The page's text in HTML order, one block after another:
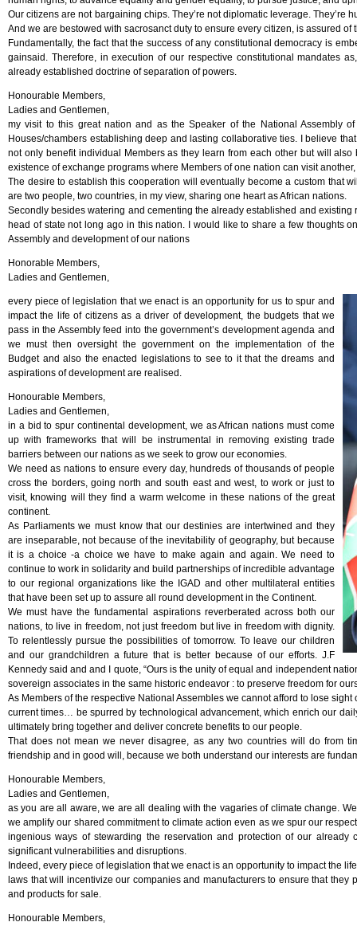
Our citizens are not bargaining chips. They’re not diplomatic leverage.
And we are bestowed with sacrosanct duty to ensure every citizen, is assured of
Fundamentally, the fact that the success of any constitutional democracy is
gainsaid. Therefore, in execution of our respective constitutional mandates
already established doctrine of separation of powers.
Honourable Members,
Ladies and Gentlemen,
my visit to this great nation and as the Speaker of the National Assembly
Houses/chambers establishing deep and lasting collaborative ties. I believe
not only benefit individual Members as they learn from each other but will
existence of exchange programs where Members of one nation can visit
The desire to establish this cooperation will eventually become a custom that
are two people, two countries, in my view, sharing one heart as African nations.
Secondly besides watering and cementing the already established and
head of state not long ago in this nation. I would like to share a few thoughts
Assembly and development of our nations
Honorable Members,
Ladies and Gentlemen,
every piece of legislation that we enact is an opportunity for us to spur and
impact the life of citizens as a driver of development, the budgets that we
pass in the Assembly feed into the government’s development agenda and
we must then oversight the government on the implementation of the
Budget and also the enacted legislations to see to it that the dreams and
aspirations of development are realised.
Honourable Members,
Ladies and Gentlemen,
in a bid to spur continental development, we as African nations must come
up with frameworks that will be instrumental in removing existing trade
barriers between our nations as we seek to grow our economies.
We need as nations to ensure every day, hundreds of thousands of people
cross the borders, going north and south east and west, to work or just to
visit, knowing will they find a warm welcome in these nations of the great
continent.
As Parliaments we must know that our destinies are intertwined and they
are inseparable, not because of the inevitability of geography, but because
it is a choice -a choice we have to make again and again. We need to
continue to work in solidarity and build partnerships of incredible advantage
to our regional organizations like the IGAD and other multilateral entities
that have been set up to assure all round development in the Continent.
We must have the fundamental aspirations reverberated across both our
nations, to live in freedom, not just freedom but live in freedom with dignity.
To relentlessly pursue the possibilities of tomorrow. To leave our children
and our grandchildren a future that is better because of our efforts. J.F
Kennedy said and and I quote, “Ours is the unity of equal and independent
sovereign associates in the same historic endeavor : to preserve freedom for
As Members of the respective National Assembles we cannot afford to lose
current times… be spurred by technological advancement, which enrich our
ultimately bring together and deliver concrete benefits to our people.
That does not mean we never disagree, as any two countries will do from
friendship and in good will, because we both understand our interests are
Honourable Members,
Ladies and Gentlemen,
as you are all aware, we are all dealing with the vagaries of climate change.
we amplify our shared commitment to climate action even as we spur our
ingenious ways of stewarding the reservation and protection of our
significant vulnerabilities and disruptions.
Indeed, every piece of legislation that we enact is an opportunity to impact the
laws that will incentivize our companies and manufacturers to ensure that
and products for sale.
Honourable Members,